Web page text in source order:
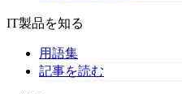
IT製品を知る
用語集
記事を読む